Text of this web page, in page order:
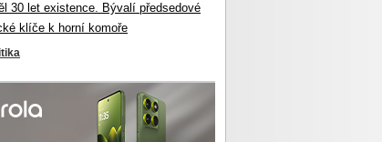
30 let existence. Bývalí předsedové
klíče k horní komoře